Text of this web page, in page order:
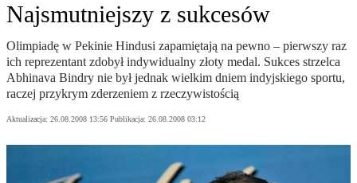
Najsmutniejszy z sukcesów
Olimpiadę w Pekinie Hindusi zapamiętają na pewno – pierwszy raz
ich reprezentant zdobył indywidualny złoty medal. Sukces strzelca
Abhinava Bindry nie był jednak wielkim dniem indyjskiego sportu,
raczej przykrym zderzeniem z rzeczywistością
Aktualizacja: 26.08.2008 13:56 Publikacja: 26.08.2008 03:12